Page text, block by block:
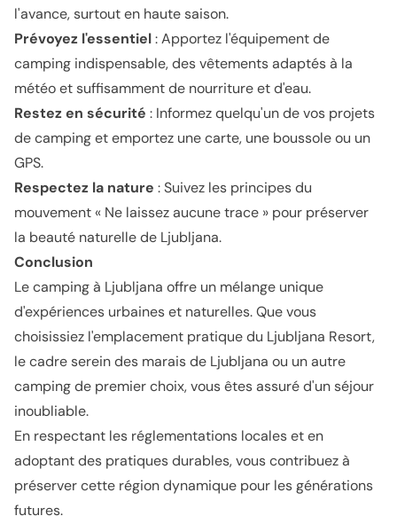
l'avance, surtout en haute saison.
Prévoyez l'essentiel: Apportez l'équipement de
camping indispensable, des vêtements adaptés à la
météo et suffisamment de nourriture et d'eau.
Restez en sécurité : Informez quelqu'un de vos projets
de camping et emportez une carte, une boussole ou un
GPS.
Respectez la nature : Suivez les principes du
mouvement « Ne laissez aucune trace » pour préserver
la beauté naturelle de Ljubljana.
Conclusion
Le camping à Ljubljana offre un mélange unique
d'expériences urbaines et naturelles. Que vous
choisissiez l'emplacement pratique du Ljubljana Resort,
le cadre serein des marais de Ljubljana ou un autre
camping de premier choix, vous êtes assuré d'un séjour
inoubliable.
En respectant les réglementations locales et en
adoptant des pratiques durables, vous contribuez à
préserver cette région dynamique pour les générations
futures.